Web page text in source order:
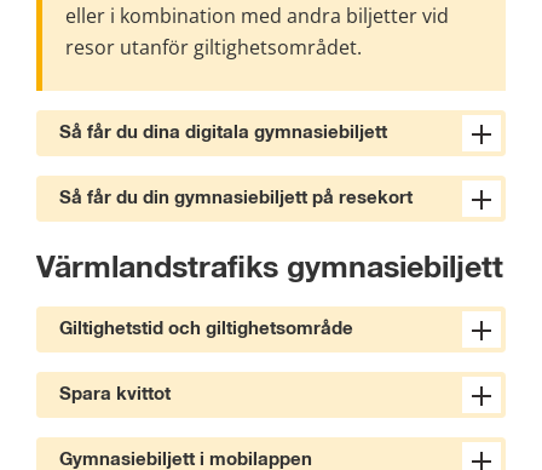
eller i kombination med andra biljetter vid
resor utanför giltighetsområdet.
Så får du dina digitala gymnasiebiljett
Så får du din gymnasiebiljett på resekort
Värmlandstrafiks gymnasiebiljett
Giltighetstid och giltighetsområde
Spara kvittot
Gymnasiebiljett i mobilappen